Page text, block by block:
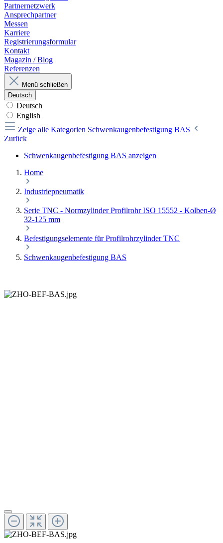
Partnernetzwerk
Ansprechpartner
Messen
Karriere
Registrierungsformular
Kontakt
Magazin / Blog
Referenzen
Menü schließen
Deutsch
Deutsch
English
Zeige alle Kategorien Schwenkaugenbefestigung BAS
Zurück
Schwenkaugenbefestigung BAS anzeigen
Home
Industriepneumatik
Serie TNC - Normzylinder Profilrohr ISO 15552 - Kolben-Ø
32-125 mm
Befestigungselemente für Profilrohrzylinder TNC
Schwenkaugenbefestigung BAS